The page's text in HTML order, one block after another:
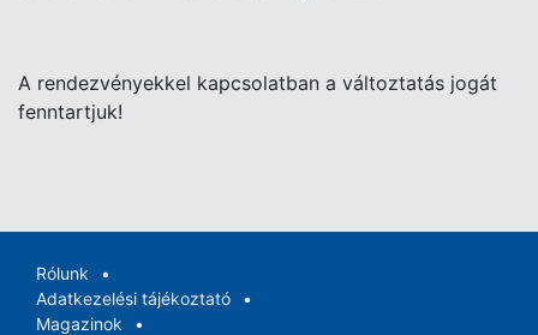
A rendezvényekkel kapcsolatban a változtatás jogát
fenntartjuk!
Rólunk
Adatkezelési tájékoztató
Magazinok